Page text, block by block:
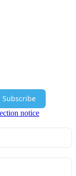
Subscribe
notice